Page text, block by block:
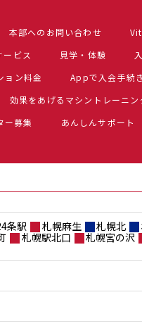
本部へのお問い合わせ
ービス 見学・体験
ョン料金
Appで入会手続き
効果をあげるマシントレーニン
ー募集 あんしんサポート
条駅 札幌麻生 札幌北
札幌駅北口 札幌宮の沢